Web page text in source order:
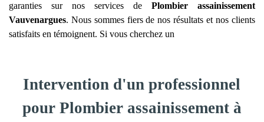
garanties sur nos services de Plombier assainissement
Vauvenargues. Nous sommes fiers de nos résultats et nos clients
satisfaits en témoignent. Si vous cherchez un
Intervention d'un professionnel
pour Plombier assainissement à